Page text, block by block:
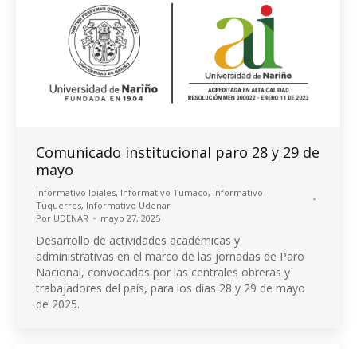
Comunicado institucional paro 28 y 29 de
mayo
Informativo Ipiales, Informativo Tumaco, Informativo
Tuquerres, Informativo Udenar
Por UDENAR mayo 27, 2025
Desarrollo de actividades académicas y
administrativas en el marco de las jornadas de Paro
Nacional, convocadas por las centrales obreras y
trabajadores del país, para los días 28 y 29 de mayo
de 2025.